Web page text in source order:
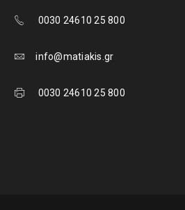
0030 24610 25 800
info@matiakis.gr
0030 24610 25 800